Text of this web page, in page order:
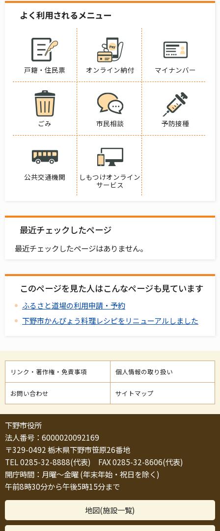
よく利用されるメニュー
戸籍・住民票 オンライン納付 マイナンバー
ごみ 市民相談 予防接種
公共交通機関
しもつけオンライン
サービス
最近チェックしたページ
最近チェックしたページはありません。
このページを見た人はこんなページも見ています
ふるさと道場の利用申請・予約
下野市かんぴょう料理レシピをリニューアルしました
リンク・著作権・免責事項 個人情報の取り扱い
お問い合わせ サイトマップ
下野市役所
法人番号：6000020092169
〒329-0492 栃木県下野市笹原26番地
TEL 0285-32-8888(代表) FAX 0285-32-8606(代表)
開庁時間：月曜～金曜 (年末年始・祝日を除く)
午前8時30分から午後5時15分まで
地図(施設一覧)